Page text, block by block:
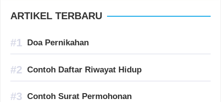
ARTIKEL TERBARU
Doa Pernikahan
Contoh Daftar Riwayat Hidup
Contoh Surat Permohonan